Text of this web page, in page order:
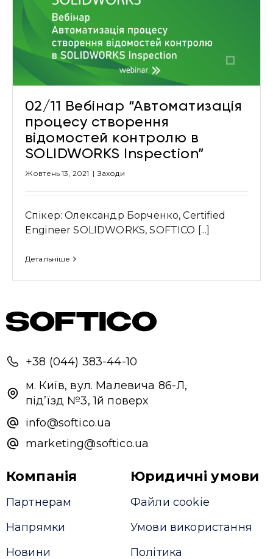
02/11 Вебінар “Автоматизація
процесу створення
відомостей контролю в
SOLIDWORKS Inspection”
Жовтень 13, 2021 | Заходи
Спікер: Олександр Борченко, Certified
Engineer SOLIDWORKS, SOFTICO [...]
Детальніше
+38 (044) 383-44-10
м. Київ, вул. Малевича 86-Л,
під’їзд №3, 1й поверх
info@softico.ua
marketing@softico.ua
Компанія
Партнерам
Напрямки
Новини
Юридичні умови
Файли cookie
Умови використання
Політика
Надіслати повідомлення